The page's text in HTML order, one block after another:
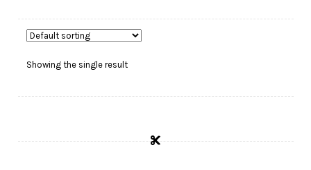
Showing the single result